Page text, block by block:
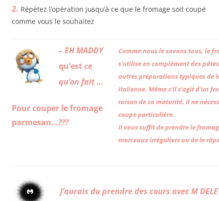
2. Répétez l’opération jusqu’à ce que le fromage soit coupé
comme vous le souhaitez
– EH MADDY
qu’estce
qu’on fait …
Pour couper le fromage
parmesan…???
Comme nous le savons tous, le
s’utilise en complément des
autres préparations typiques de
italienne. Même s’il s’agit d’un
raison de sa maturité, il ne
coupe particulière.
Il vous suffit de prendre le
morceaux irréguliers ou de le
J’aurais du prendre des cours avec M